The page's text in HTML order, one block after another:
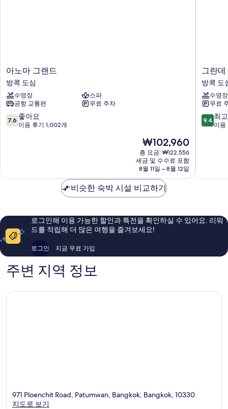
기아
노
마
그
랜
드
방
아노마 그랜드
방콕 도심
수영장
스파
공항 교통편
무료 주차
10
점
좋
용
기
1,002
7.6 좋아요
이용 후기 1,002개
현
재
요
금
₩102,960
₩102,960
총 요금: ₩122,556
세금 및 수수료 포함
8월 11일 ~ 8월 12일
그
란
데
센
트
레
포
므
도
심
그란
방콕 도
수영장
무료
10
점
최
이
용
9.4 최
이용
비슷한 숙박 시설 비교하기
로그인해 이용 가능한 할인과 특전을 확인하실 수 있어요. 리워
드를 적립해 더 많은 여행을 즐겨보세요!
로그인 지금 무료 가입
주변 지역 정보
971 Ploenchit Road, Patumwan, Bangkok, Bangkok, 10330
지도로 보기